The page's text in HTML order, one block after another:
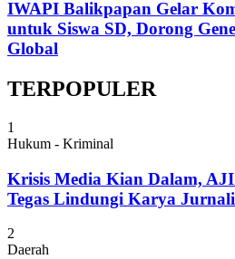
IWAPI Balikpapan Gelar
untuk Siswa SD, Dorong
Global
TERPOPULER
1
Hukum - Kriminal
Krisis Media Kian Dalam,
Tegas Lindungi Karya
2
Daerah